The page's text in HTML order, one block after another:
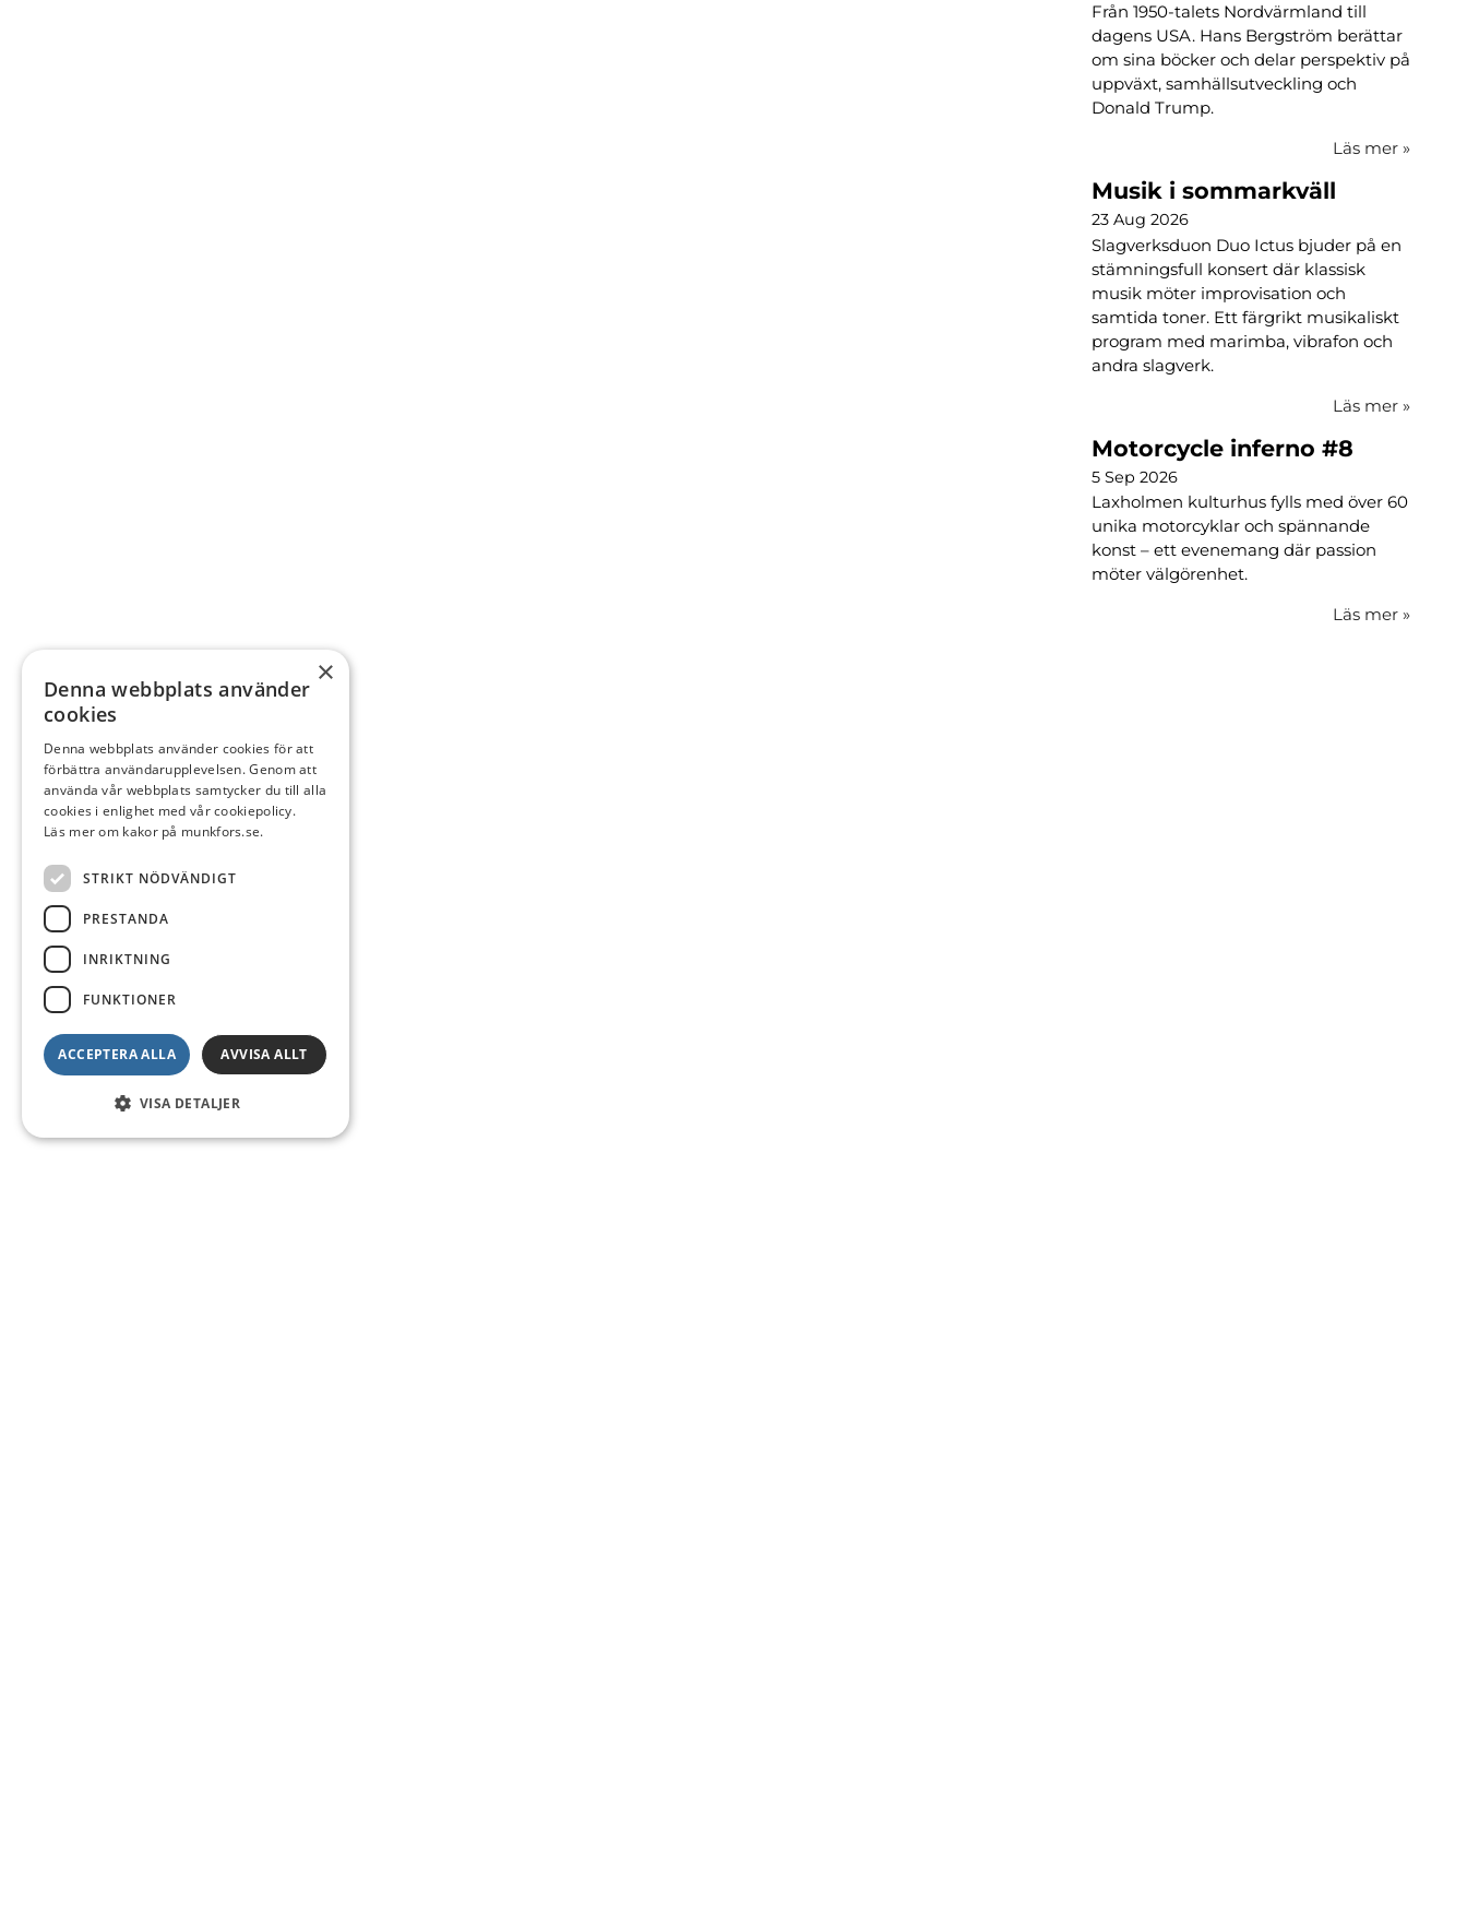
Från 1950-talets Nordvärmland till
dagens USA. Hans Bergström berättar
om sina böcker och delar perspektiv på
uppväxt, samhällsutveckling och
Donald Trump.
Läs mer »
Musik i sommarkväll
23 Aug 2026
Slagverksduon Duo Ictus bjuder på en
stämningsfull konsert där klassisk
musik möter improvisation och
samtida toner. Ett färgrikt musikaliskt
program med marimba, vibrafon och
andra slagverk.
Läs mer »
Motorcycle inferno #8
5 Sep 2026
Laxholmen kulturhus fylls med över 60
unika motorcyklar och spännande
konst – ett evenemang där passion
möter välgörenhet.
Läs mer »
×
Denna webbplats använder
cookies
Denna webbplats använder cookies för att
förbättra användarupplevelsen. Genom att
använda vår webbplats samtycker du till alla
cookies i enlighet med vår cookiepolicy.
Läs mer om kakor på munkfors.se.
STRIKT NÖDVÄNDIGT
PRESTANDA
INRIKTNING
FUNKTIONER
ACCEPTERA ALLA AVVISA ALLT
VISA DETALJER